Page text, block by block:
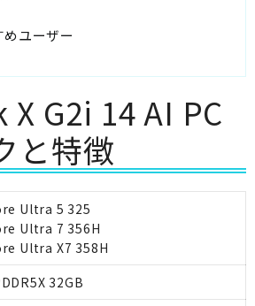
ユーザー
G2i 14 AI PC
と特徴
Ultra 5 325
Ultra 7 356H
Ultra X7 358H
32GB